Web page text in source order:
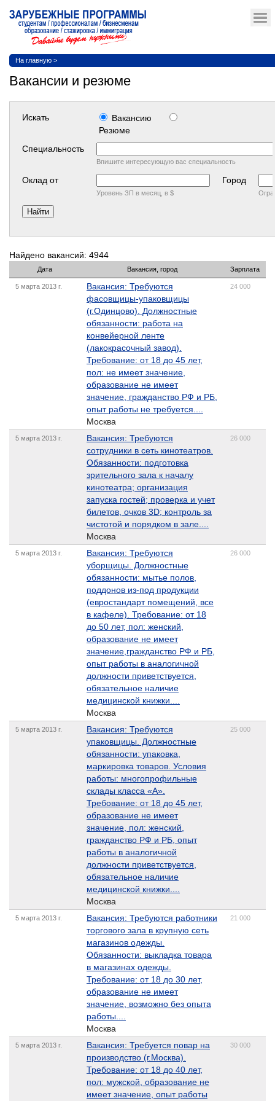
На главную >
Вакансии и резюме
Искать
Вакансию
Резюме
Cпециальность
Впишите интересующую вас специальность
Оклад от
Уровень ЗП в месяц, в $
Город
Найдено вакансий: 4944
Дата Вакансия, город Зарплата
5 марта 2013 г.
Вакансия: Требуются
фасовщицы-упаковщицы
(г.Одинцово). Должностные
обязанности: работа на
конвейерной ленте
(лакокрасочный завод).
Требование: от 18 до 45 лет,
пол: не имеет значение,
образование не имеет
значение, гражданство РФ и РБ,
опыт работы не требуется....
Москва
24 000
5 марта 2013 г.
Вакансия: Требуются
сотрудники в сеть кинотеатров.
Обязанности: подготовка
зрительного зала к началу
кинотеатра; организация
запуска гостей; проверка и учет
билетов, очков 3D; контроль за
чистотой и порядком в зале....
Москва
26 000
5 марта 2013 г.
Вакансия: Требуются
уборщицы. Должностные
обязанности: мытье полов,
поддонов из-под продукции
(евростандарт помещений, все
в кафеле). Требование: от 18
до 50 лет, пол: женский,
образование не имеет
значение,гражданство РФ и РБ,
опыт работы в аналогичной
должности приветствуется,
обязательное наличие
медицинской книжки....
Москва
26 000
5 марта 2013 г.
Вакансия: Требуются
упаковщицы. Должностные
обязанности: упаковка,
маркировка товаров. Условия
работы: многопрофильные
склады класса «А».
Требование: от 18 до 45 лет,
образование не имеет
значение, пол: женский,
гражданство РФ и РБ, опыт
работы в аналогичной
должности приветствуется,
обязательное наличие
медицинской книжки....
Москва
25 000
5 марта 2013 г.
Вакансия: Требуются работники
торгового зала в крупную сеть
магазинов одежды.
Обязанности: выкладка товара
в магазинах одежды.
Требование: от 18 до 30 лет,
образование не имеет
значение, возможно без опыта
работы....
Москва
21 000
5 марта 2013 г.
Вакансия: Требуется повар на
производство (г.Москва).
Требование: от 18 до 40 лет,
пол: мужской, образование не
имеет значение, опыт работы
30 000